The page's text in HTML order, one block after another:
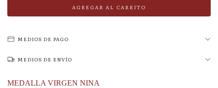
MEDIOS DE PAGO
MEDIOS DE ENVÍO
MEDALLA VIRGEN NINA